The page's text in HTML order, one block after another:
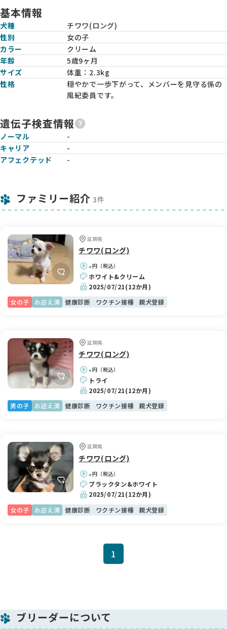
基本情報
犬種
チワワ(ロング)
性別
女の子
カラー
クリーム
年齢
5歳9ヶ月
サイズ
体重： 2.3kg
性格
穏やかで一歩下がって、メンバーを見守る係の
風紀委員です。
遺伝子検査情報
ノーマル
-
キャリア
-
アフェクテッド
-
ファミリー紹介 3件
滋賀県
チワワ(ロング)
-円（税込）
ホワイト&クリーム
2025/07/21(12か月)
女の子
お迎え済 健康診断 ワクチン接種 親犬登録
滋賀県
チワワ(ロング)
-円（税込）
トライ
2025/07/21(12か月)
男の子
お迎え済 健康診断 ワクチン接種 親犬登録
滋賀県
チワワ(ロング)
-円（税込）
ブラックタン&ホワイト
2025/07/21(12か月)
女の子
お迎え済 健康診断 ワクチン接種 親犬登録
1
ブリーダーについて